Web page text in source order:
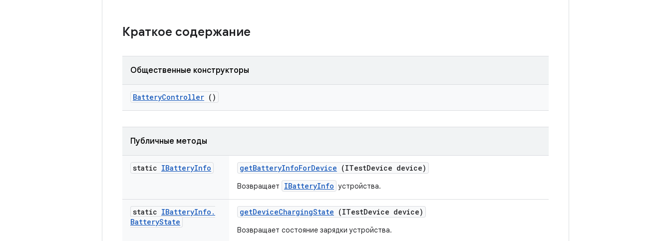
Краткое содержание
Общественные конструкторы
BatteryController ()
Публичные методы
static IBatteryInfo getBatteryInfoForDevice (ITestDevice device)
Возвращает IBatteryInfo устройства.
static IBatteryInfo .
BatteryState
getDeviceChargingState (ITestDevice device)
Возвращает состояние зарядки устройства.